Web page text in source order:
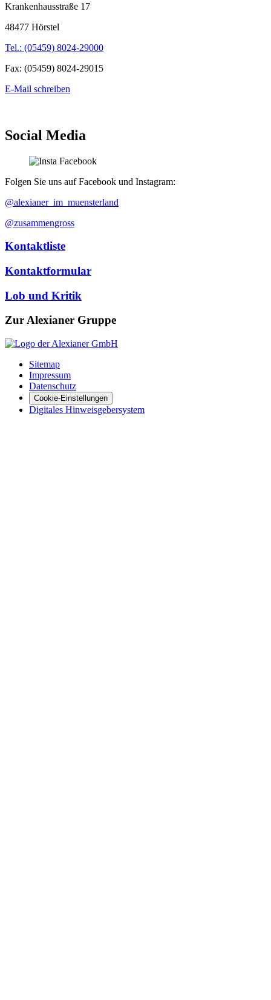
Krankenhausstraße 17
48477 Hörstel
Tel.: (05459) 8024-29000
Fax: (05459) 8024-29015
E-Mail schreiben
Social Media
Folgen Sie uns auf Facebook und Instagram:
@alexianer_im_muensterland
@zusammengross
Kontaktliste
Kontaktformular
Lob und Kritik
Zur Alexianer Gruppe
Sitemap
Impressum
Datenschutz
Cookie-Einstellungen
Digitales Hinweisgebersystem